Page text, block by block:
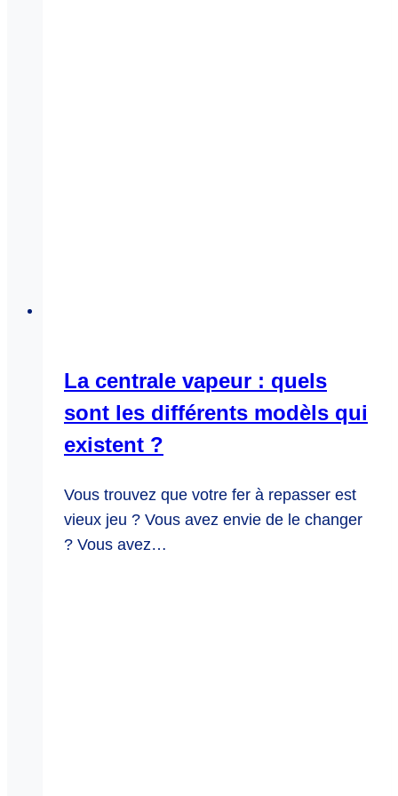
La centrale vapeur : quels
sont les différents modèls qui
existent ?
Vous trouvez que votre fer à repasser est
vieux jeu ? Vous avez envie de le changer
? Vous avez…